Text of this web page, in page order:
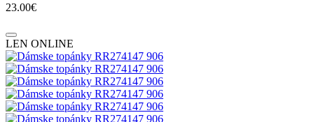
23.00€
LEN ONLINE